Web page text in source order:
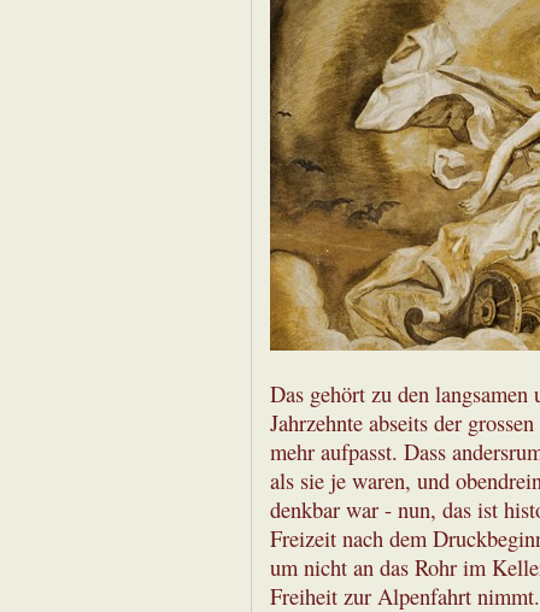
Das gehört zu den
Jahrzehnte abseits der
mehr aufpasst. Dass
als sie je waren, und
denkbar war - nun, das ist
Freizeit nach dem
um nicht an das Rohr im
Freiheit zur Alpenfahrt nimmt.